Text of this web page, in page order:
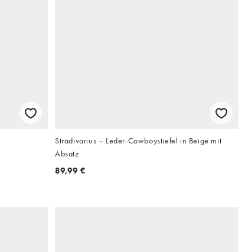
Stradivarius – Leder-Cowboystiefel in Beige mit
Absatz
89,99 €